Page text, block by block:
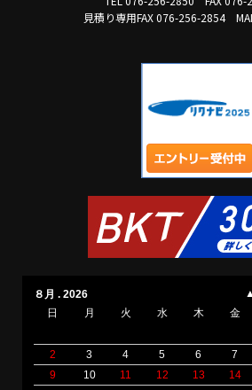
見積り専用FAX 076-256-2854